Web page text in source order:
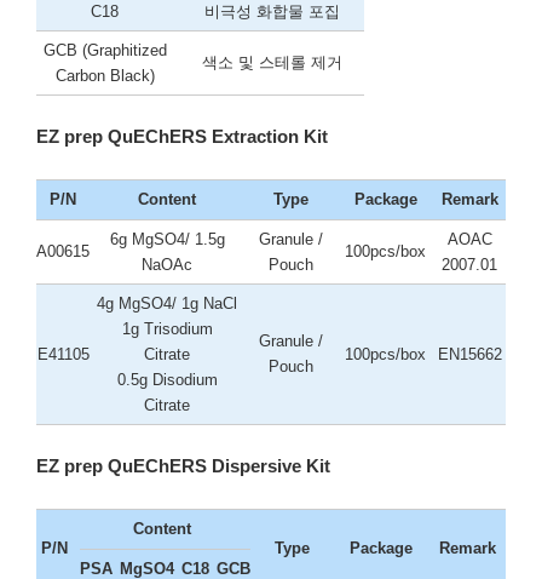
C18 비극성 화합물 포집
GCB (Graphitized
Carbon Black)
색소 및 스테롤 제거
EZ prep QuEChERS Extraction Kit
P/N Content Type Package Remark
A00615
6g MgSO4/ 1.5g
NaOAc
Granule /
Pouch
100pcs/box
AOAC
2007.01
E41105
4g MgSO4/ 1g NaCl
1g Trisodium
Citrate
0.5g Disodium
Citrate
Granule /
Pouch
100pcs/box EN15662
EZ prep QuEChERS Dispersive Kit
P/N
Content
Type
Package
Remark
PSA MgSO4 C18 GCB